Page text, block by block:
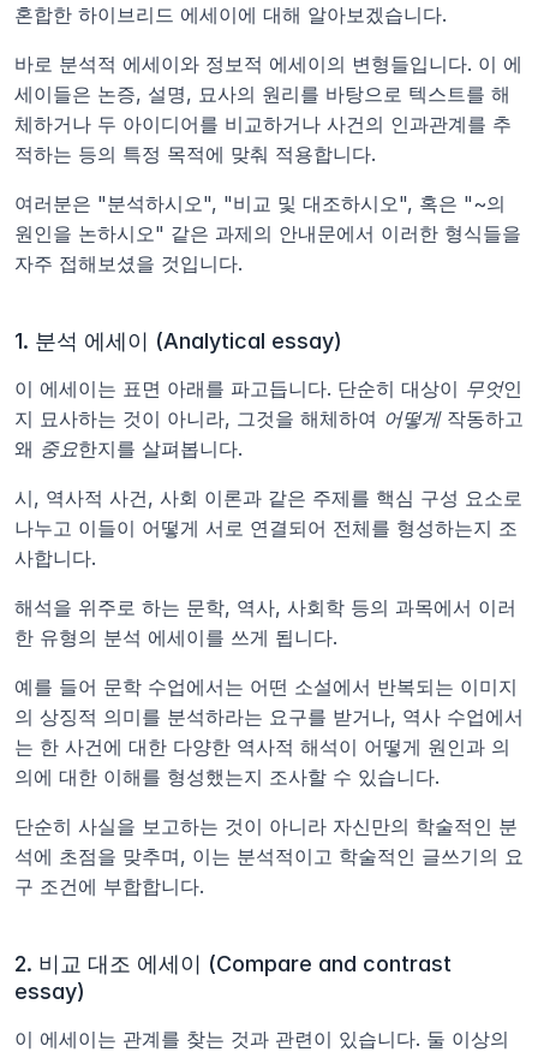
혼합한 하이브리드 에세이에 대해 알아보겠습니다.
바로 분석적 에세이와 정보적 에세이의 변형들입니다. 이 에
세이들은 논증, 설명, 묘사의 원리를 바탕으로 텍스트를 해
체하거나 두 아이디어를 비교하거나 사건의 인과관계를 추
적하는 등의 특정 목적에 맞춰 적용합니다.
여러분은 "분석하시오", "비교 및 대조하시오", 혹은 "~의
원인을 논하시오" 같은 과제의 안내문에서 이러한 형식들을
자주 접해보셨을 것입니다.
1. 분석 에세이 (Analytical essay)
이 에세이는 표면 아래를 파고듭니다. 단순히 대상이 무엇인
지 묘사하는 것이 아니라, 그것을 해체하여 어떻게 작동하고
왜 중요한지를 살펴봅니다.
시, 역사적 사건, 사회 이론과 같은 주제를 핵심 구성 요소로
나누고 이들이 어떻게 서로 연결되어 전체를 형성하는지 조
사합니다.
해석을 위주로 하는 문학, 역사, 사회학 등의 과목에서 이러
한 유형의 분석 에세이를 쓰게 됩니다.
예를 들어 문학 수업에서는 어떤 소설에서 반복되는 이미지
의 상징적 의미를 분석하라는 요구를 받거나, 역사 수업에서
는 한 사건에 대한 다양한 역사적 해석이 어떻게 원인과 의
의에 대한 이해를 형성했는지 조사할 수 있습니다.
단순히 사실을 보고하는 것이 아니라 자신만의 학술적인 분
석에 초점을 맞추며, 이는 분석적이고 학술적인 글쓰기의 요
구 조건에 부합합니다.
2. 비교 대조 에세이 (Compare and contrast
essay)
이 에세이는 관계를 찾는 것과 관련이 있습니다. 둘 이상의